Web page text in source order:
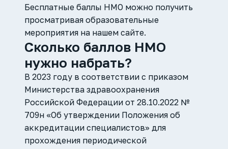
Бесплатные баллы НМО можно получить
просматривая образовательные
мероприятия на нашем сайте.
Сколько баллов НМО
нужно набрать?
В 2023 году в соответствии с приказом
Министерства здравоохранения
Российской Федерации от 28.10.2022 №
709н «Об утверждении Положения об
аккредитации специалистов» для
прохождения периодической